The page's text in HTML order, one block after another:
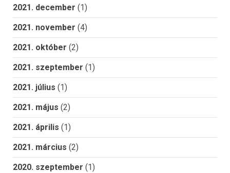
2021. december (1)
2021. november (4)
2021. október (2)
2021. szeptember (1)
2021. július (1)
2021. május (2)
2021. április (1)
2021. március (2)
2020. szeptember (1)